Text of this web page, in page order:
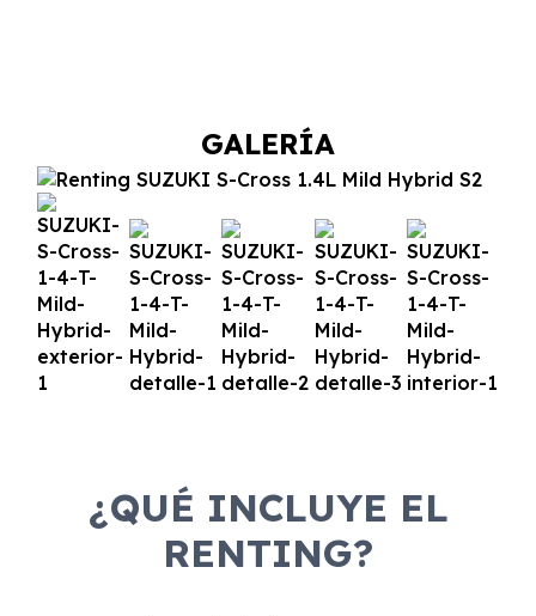
GALERÍA
¿QUÉ INCLUYE EL
RENTING?